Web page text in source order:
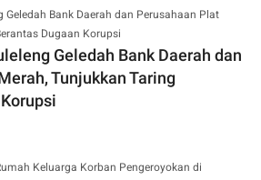
Geledah Bank Daerah dan
Tunjukkan Taring